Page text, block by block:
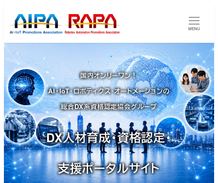
イ
ン
コ
ン
テ
ン
ツ
へ
移
動
MENU
国内オンリーワン！
AI・IoT・ロボティクス・オートメーションの
総合DX系資格認定協会グループ
DX人材育成・資格認定・
支援ポータルサイト